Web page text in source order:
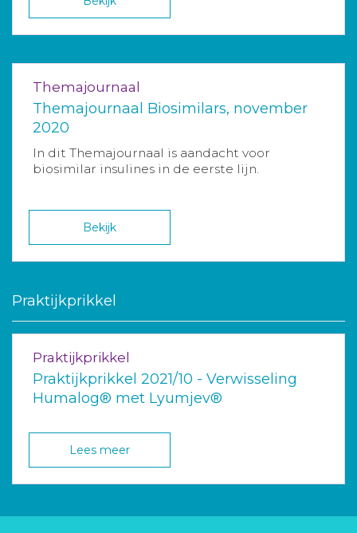
Themajournaal
Themajournaal Biosimilars, november
2020
In dit Themajournaal is aandacht voor
biosimilar insulines in de eerste lijn.
Bekijk
Praktijkprikkel
Praktijkprikkel
Praktijkprikkel 2021/10 - Verwisseling
Humalog® met Lyumjev®
Lees meer